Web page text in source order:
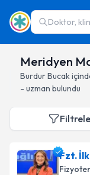
Doktor,
Meridyen
BurdurBucak
- uzman bulundu
Filtrele
Fzt.